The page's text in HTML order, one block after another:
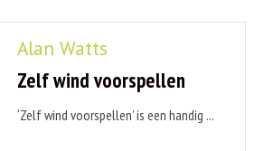
Alan Watts
Zelf wind voorspellen
‘Zelf wind voorspellen’ is een handig ...